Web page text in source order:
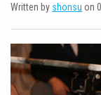
Written by shonsu on